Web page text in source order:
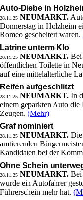
Auto-Diebe in
28.11.25 NEUMARKT.
Donnerstag in Holzheim
Romeo gescheitert waren.
Latrine unterm Klo
28.11.25 NEUMARKT. Bei
öffentlichen Toilette in
auf eine mittelalterliche
Reifen aufgeschlitzt
28.11.25 NEUMARKT. In
einem geparkten Auto die
Zeugen. (Mehr)
Graf nominiert
28.11.25 NEUMARKT. Die
amtierenden
Kandidaten bei der
Ohne Schein
28.11.25 NEUMARKT. Bei
wurde ein Autofahrer
Führerschein mehr hat.